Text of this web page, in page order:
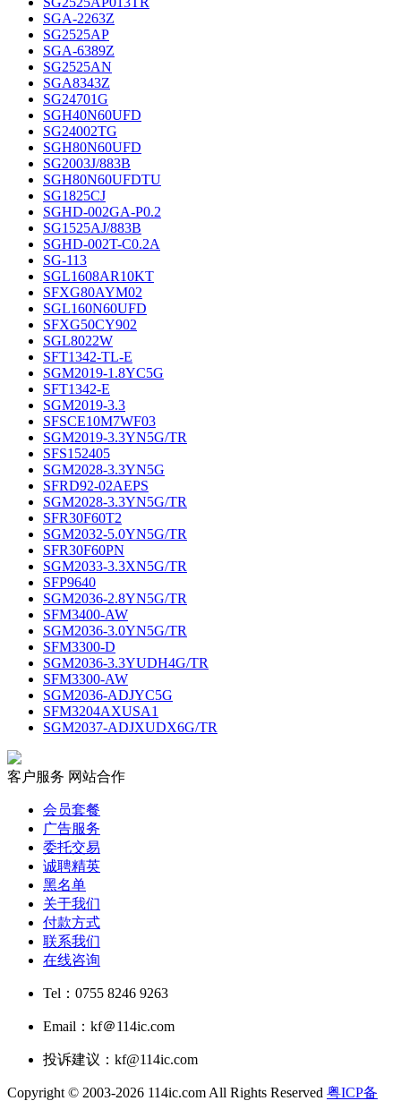
SGA-2263Z
SG2525AP
SGA-6389Z
SG2525AN
SGA8343Z
SG24701G
SGH40N60UFD
SG24002TG
SGH80N60UFD
SG2003J/883B
SGH80N60UFDTU
SG1825CJ
SGHD-002GA-P0.2
SG1525AJ/883B
SGHD-002T-C0.2A
SG-113
SGL1608AR10KT
SFXG80AYM02
SGL160N60UFD
SFXG50CY902
SGL8022W
SFT1342-TL-E
SGM2019-1.8YC5G
SFT1342-E
SGM2019-3.3
SFSCE10M7WF03
SGM2019-3.3YN5G/TR
SFS152405
SGM2028-3.3YN5G
SFRD92-02AEPS
SGM2028-3.3YN5G/TR
SFR30F60T2
SGM2032-5.0YN5G/TR
SFR30F60PN
SGM2033-3.3XN5G/TR
SFP9640
SGM2036-2.8YN5G/TR
SFM3400-AW
SGM2036-3.0YN5G/TR
SFM3300-D
SGM2036-3.3YUDH4G/TR
SFM3300-AW
SGM2036-ADJYC5G
SFM3204AXUSA1
SGM2037-ADJXUDX6G/TR
客户服务 网站合作
会员套餐
广告服务
委托交易
诚聘精英
黑名单
关于我们
付款方式
联系我们
在线咨询
Tel：0755 8246 9263
Email：kf＠114ic.com
投诉建议：kf@114ic.com
Copyright © 2003-2026 114ic.com All Rights Reserved 粤ICP备